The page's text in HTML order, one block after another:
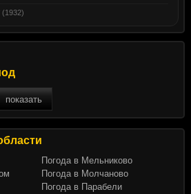
(1932)
показать
Погода в Мельниково
Погода в Молчаново
Погода в Парабели